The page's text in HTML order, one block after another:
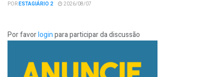
PORESTAGIÁRIO 2 2026/08/07
Por favorloginpara participar da discussão